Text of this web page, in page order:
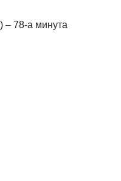
– 78-а минута